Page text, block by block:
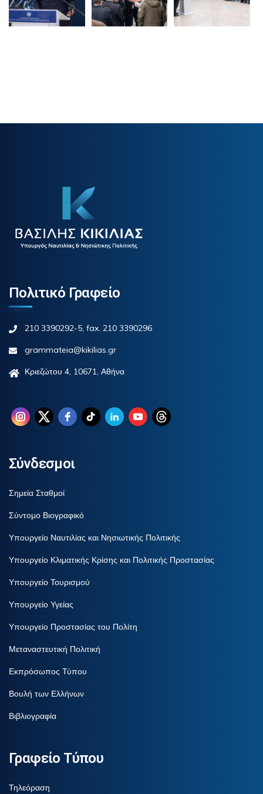
Πολιτικό Γραφείο
210 3390292-5, fax. 210 3390296
grammateia@kikilias.gr
Κριεζώτου 4, 10671, Αθήνα
Σύνδεσμοι
Σημεία Σταθμοί
Σύντομο Βιογραφικό
Υπουργείο Ναυτιλίας και Νησιωτικής Πολιτικής
Υπουργείο Κλιματικής Κρίσης και Πολιτικής Προστασίας
Υπουργείο Τουρισμού
Υπουργείο Υγείας
Υπουργείο Προστασίας του Πολίτη
Μεταναστευτική Πολιτική
Εκπρόσωπος Τύπου
Βουλή των Ελλήνων
Βιβλιογραφία
Γραφείο Τύπου
Τηλεόραση